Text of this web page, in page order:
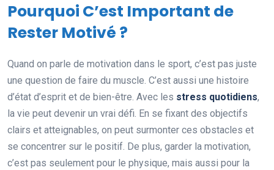
Pourquoi C’est Important de
Rester Motivé ?
Quand on parle de motivation dans le sport, c’est pas juste
une question de faire du muscle. C’est aussi une histoire
d’état d’esprit et de bien-être. Avec les stress quotidiens,
la vie peut devenir un vrai défi. En se fixant des objectifs
clairs et atteignables, on peut surmonter ces obstacles et
se concentrer sur le positif. De plus, garder la motivation,
c’est pas seulement pour le physique, mais aussi pour la